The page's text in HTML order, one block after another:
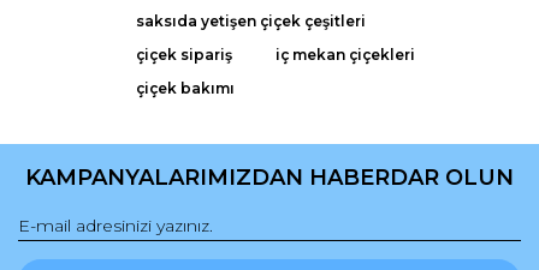
Ürün açıklamasında eksik bilgiler bulunuyor.
Ürün bilgilerinde hatalar bulunuyor.
Ürün fiyatı diğer sitelerden daha pahalı.
saksıda yetişen çiçek çeşitleri
çiçek sipariş
iç mekan çiçekleri
çiçek bakımı
KAMPANYALARIMIZDAN HABERDAR OLUN